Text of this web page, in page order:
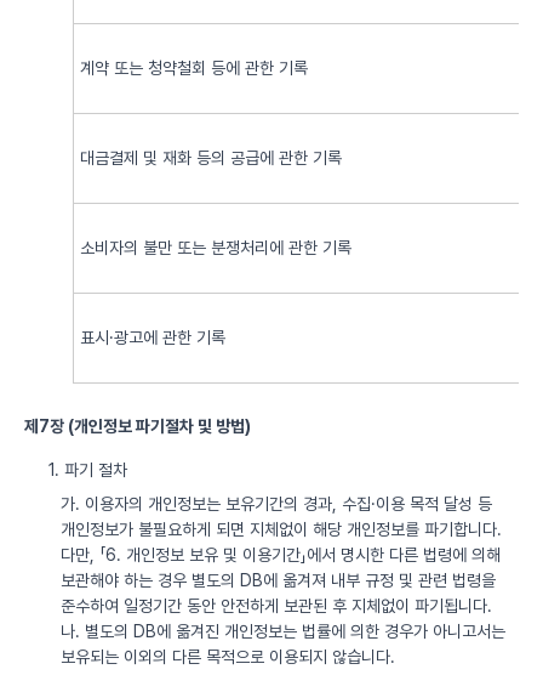
계약 또는 청약철회 등에 관한 기록
대금결제 및 재화 등의 공급에 관한 기록
소비자의 불만 또는 분쟁처리에 관한 기록
표시·광고에 관한 기록
제7장 (개인정보 파기절차 및 방법)
1. 파기 절차
가. 이용자의 개인정보는 보유기간의 경과, 수집·이용 목적 달성 등
개인정보가 불필요하게 되면 지체없이 해당 개인정보를 파기합니다.
다만, 「6. 개인정보 보유 및 이용기간」에서 명시한 다른 법령에 의해
보관해야 하는 경우 별도의 DB에 옮겨져 내부 규정 및 관련 법령을
준수하여 일정기간 동안 안전하게 보관된 후 지체없이 파기됩니다.
나. 별도의 DB에 옮겨진 개인정보는 법률에 의한 경우가 아니고서는
보유되는 이외의 다른 목적으로 이용되지 않습니다.